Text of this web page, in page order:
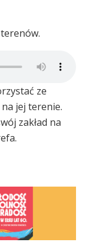
ze
jej terenie.
zakład na